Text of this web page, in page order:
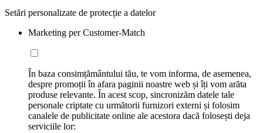
Setări personalizate de protecție a datelor
Marketing per Customer-Match
În baza consimțământului tău, te vom informa, de asemenea,
despre promoții în afara paginii noastre web și îți vom arăta
produse relevante. În acest scop, sincronizăm datele tale
personale criptate cu următorii furnizori externi și folosim
canalele de publicitate online ale acestora dacă folosești deja
serviciile lor: